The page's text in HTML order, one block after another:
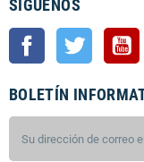
SÍGUENOS
Facebook Twitter
BOLETÍN